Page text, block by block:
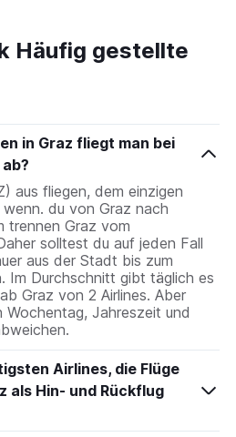
Häufig gestellte
in Graz fliegt man bei
aus fliegen, dem einzigen
du von Graz nach
trennen Graz vom
solltest du auf jeden Fall
aus der Stadt bis zum
Im Durchschnitt gibt täglich es
Graz von 2 Airlines. Aber
Wochentag, Jahreszeit und
Airlines, die Flüge
als Hin- und Rückflug